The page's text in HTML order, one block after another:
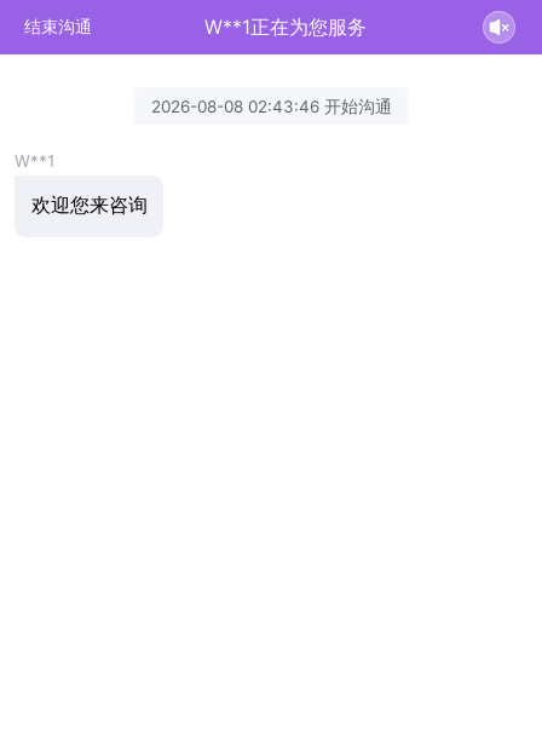
结束沟通 W**1正在为您服务
2026-08-08 02:43:46 开始沟通
W**1
欢迎您来咨询